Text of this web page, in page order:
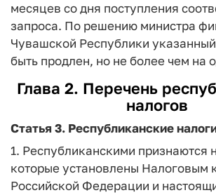
месяцев со дня поступления
запроса. По решению министра
Чувашской Республики
быть продлен, но не более чем на
Глава 2. Перечень
налогов
Статья 3. Республиканские
1. Республиканскими признаются
которые установлены Налоговым
Российской Федерации и